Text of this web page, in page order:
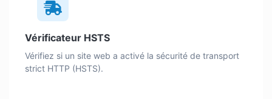
Vérificateur HSTS
Vérifiez si un site web a activé la sécurité de transport
strict HTTP (HSTS).